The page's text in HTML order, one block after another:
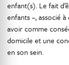
enfant(s). Le fait
enfants –, associé
avoir comme
domicile et une
en son sein.